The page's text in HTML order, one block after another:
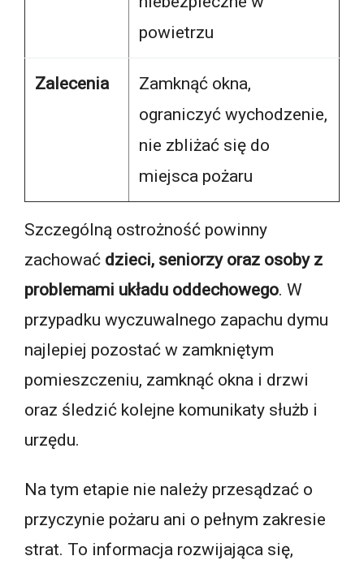
powietrzu
Zalecenia
Zamknąć okna,
ograniczyć wychodzenie,
nie zbliżać się do
miejsca pożaru
Szczególną ostrożność powinny
zachować dzieci, seniorzy oraz osoby z
problemami układu oddechowego. W
przypadku wyczuwalnego zapachu dymu
najlepiej pozostać w zamkniętym
pomieszczeniu, zamknąć okna i drzwi
oraz śledzić kolejne komunikaty służb i
urzędu.
Na tym etapie nie należy przesądzać o
przyczynie pożaru ani o pełnym zakresie
strat. To informacja rozwijająca się,